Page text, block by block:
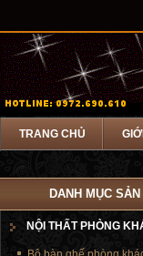
TRANG CHỦ
DANH MỤC SẢN
NỘI THẤT PHÒNG